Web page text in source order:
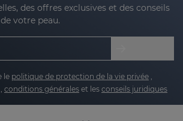
des offres exclusives et des conseils
votre peau.
le politique de protection de la vie privée ,
, conditions générales et les conseils juridiques